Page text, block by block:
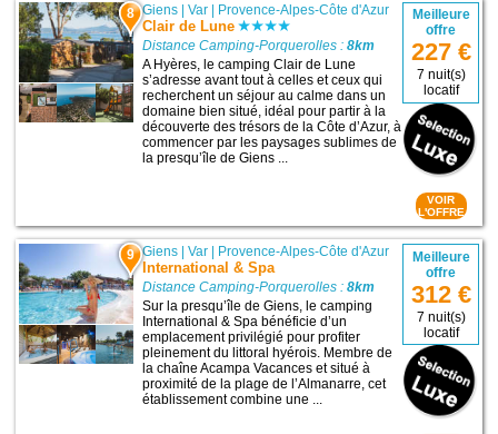
8 Giens |Var | Provence-Alpes-Côte d'Azur
Clair de Lune
Distance Camping-Porquerolles :8km
A Hyères, le camping Clair de Lune
s’adresse avant tout à celles et ceux qui
recherchent un séjour au calme dans un
domaine bien situé, idéal pour partir à la
découverte des trésors de la Côte d’Azur, à
commencer par les paysages sublimes de
la presqu’île de Giens ...
Meilleure
offre
227 €
7 nuit(s)
locatif
VOIR
L'OFFRE
9 Giens |Var Provence-Alpes-Côte d'Azur
International & Spa
Distance Camping-Porquerolles :8km
Sur la presqu’île de Giens, le camping
International & Spa bénéficie d’un
emplacement privilégié pour profiter
pleinement du littoral hyérois. Membre de
la chaîne Acampa Vacances et situé à
proximité de la plage de l’Almanarre, cet
établissement combine une ...
Meilleure
offre
312 €
7 nuit(s)
locatif